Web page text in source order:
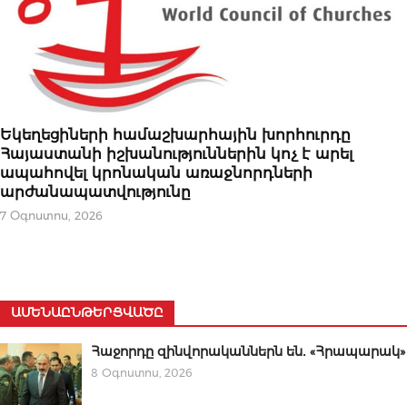
ՀՐԱՊԱՐԱԿԱԽՈՍՈՒԹՅՈՒՆ
Եկեղեցիների համաշխարհային խորհուրդը
Հայաստանի իշխանություններին կոչ է արել
ապահովել կրոնական առաջնորդների
արժանապատվությունը
7 Օգոստոս, 2026
ԱՄԵՆԱԸՆԹԵՐՑՎԱԾԸ
Հաջորդը զինվորականներն են․ «Հրապարակ»
8 Օգոստոս, 2026